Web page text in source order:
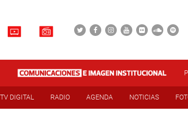
TV DIGITAL RADIO AGENDA NOTICIAS